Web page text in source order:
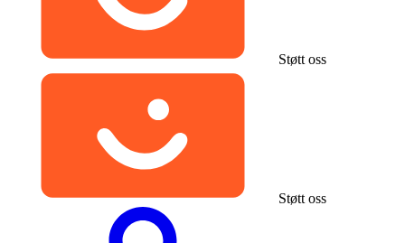
Støtt oss
Støtt oss